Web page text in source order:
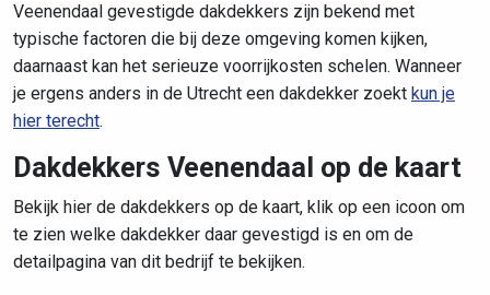
Veenendaal gevestigde dakdekkers zijn bekend met
typische factoren die bij deze omgeving komen kijken,
daarnaast kan het serieuze voorrijkosten schelen. Wanneer
je ergens anders in de Utrecht een dakdekker zoekt kun je
hier terecht.
Dakdekkers Veenendaal op de kaart
Bekijk hier de dakdekkers op de kaart, klik op een icoon om
te zien welke dakdekker daar gevestigd is en om de
detailpagina van dit bedrijf te bekijken.